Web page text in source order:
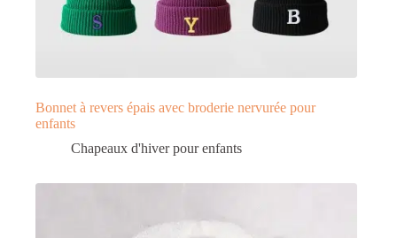
Bonnet à revers épais avec broderie nervurée pour
enfants
Chapeaux d'hiver pour enfants